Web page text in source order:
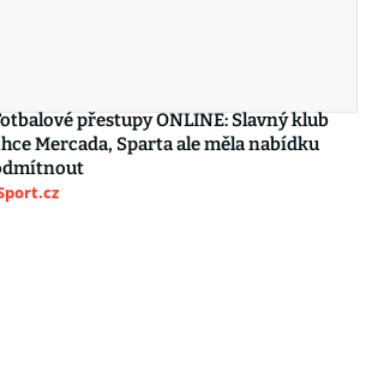
přestupy ONLINE: Slavný klub
Mercada, Sparta ale měla nabídku